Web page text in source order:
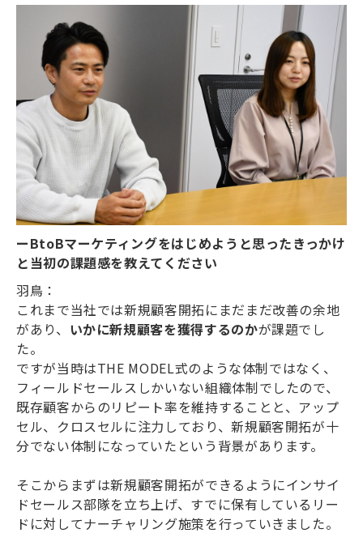
ーBtoBマーケティングをはじめようと思ったきっかけ
と当初の課題感を教えてください
羽鳥：
これまで当社では新規顧客開拓にまだまだ改善の余地
があり、 いかに新規顧客を獲得するのかが課題でし
た。
ですが当時はTHE MODEL式のような体制ではなく、
フィールドセールスしかいない組織体制でしたので、
既存顧客からのリピート率を維持することと、アップ
セル、クロスセルに注力しており、新規顧客開拓が十
分でない体制になっていたという背景があります。
そこからまずは新規顧客開拓ができるようにインサイ
ドセールス部隊を立ち上げ、すでに保有しているリー
ドに対してナーチャリング施策を行っていきました。